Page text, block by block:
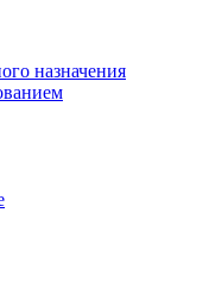
назначения